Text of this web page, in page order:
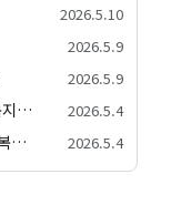
2026.5.10
2026.5.9
2026.5.9
대구 청년내일저축계좌 — 8개 구·군 행정복지센터 신청 방법 2026.5.4
인천 청년내일저축계좌 — 10개 구·군 행정복지센터 신청 방법 2026.5.4